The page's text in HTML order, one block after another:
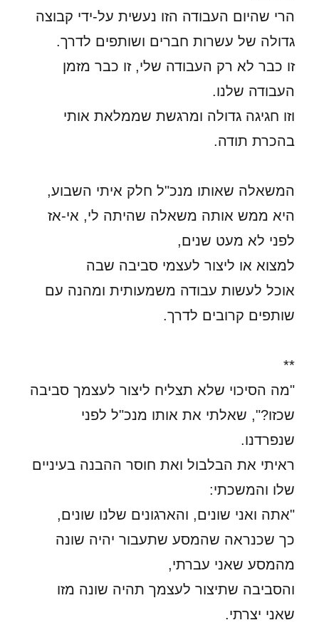
הרי שהיום העבודה הזו נעשית על-ידי קבוצה
גדולה של עשרות חברים ושותפים לדרך.
זו כבר לא רק העבודה שלי, זו כבר מזמן
העבודה שלנו.
וזו חגיגה גדולה ומרגשת שממלאת אותי
בהכרת תודה.
המשאלה שאותו מנכ"ל חלק איתי השבוע,
היא ממש אותה משאלה שהיתה לי, אי-אז
לפני לא מעט שנים,
למצוא או ליצור לעצמי סביבה שבה
אוכל לעשות עבודה משמעותית ומהנה עם
שותפים קרובים לדרך.
**
"מה הסיכוי שלא תצליח ליצור לעצמך סביבה
שכזו?", שאלתי את אותו מנכ"ל לפני
שנפרדנו.
ראיתי את הבלבול ואת חוסר ההבנה בעיניים
שלו והמשכתי:
"אתה ואני שונים, והארגונים שלנו שונים,
כך שכנראה שהמסע שתעבור יהיה שונה
מהמסע שאני עברתי,
והסביבה שתיצור לעצמך תהיה שונה מזו
שאני יצרתי.